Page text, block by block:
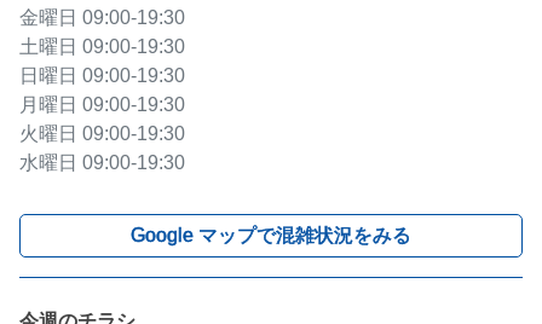
金曜日 09:00-19:30
土曜日 09:00-19:30
日曜日 09:00-19:30
月曜日 09:00-19:30
火曜日 09:00-19:30
水曜日 09:00-19:30
Google マップで混雑状況をみる